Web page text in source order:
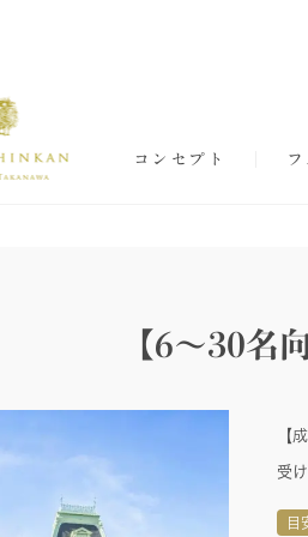
コンセプト
【6～30名
【
受
目